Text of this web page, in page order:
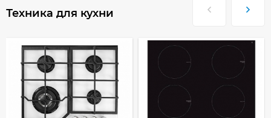
Техника для кухни